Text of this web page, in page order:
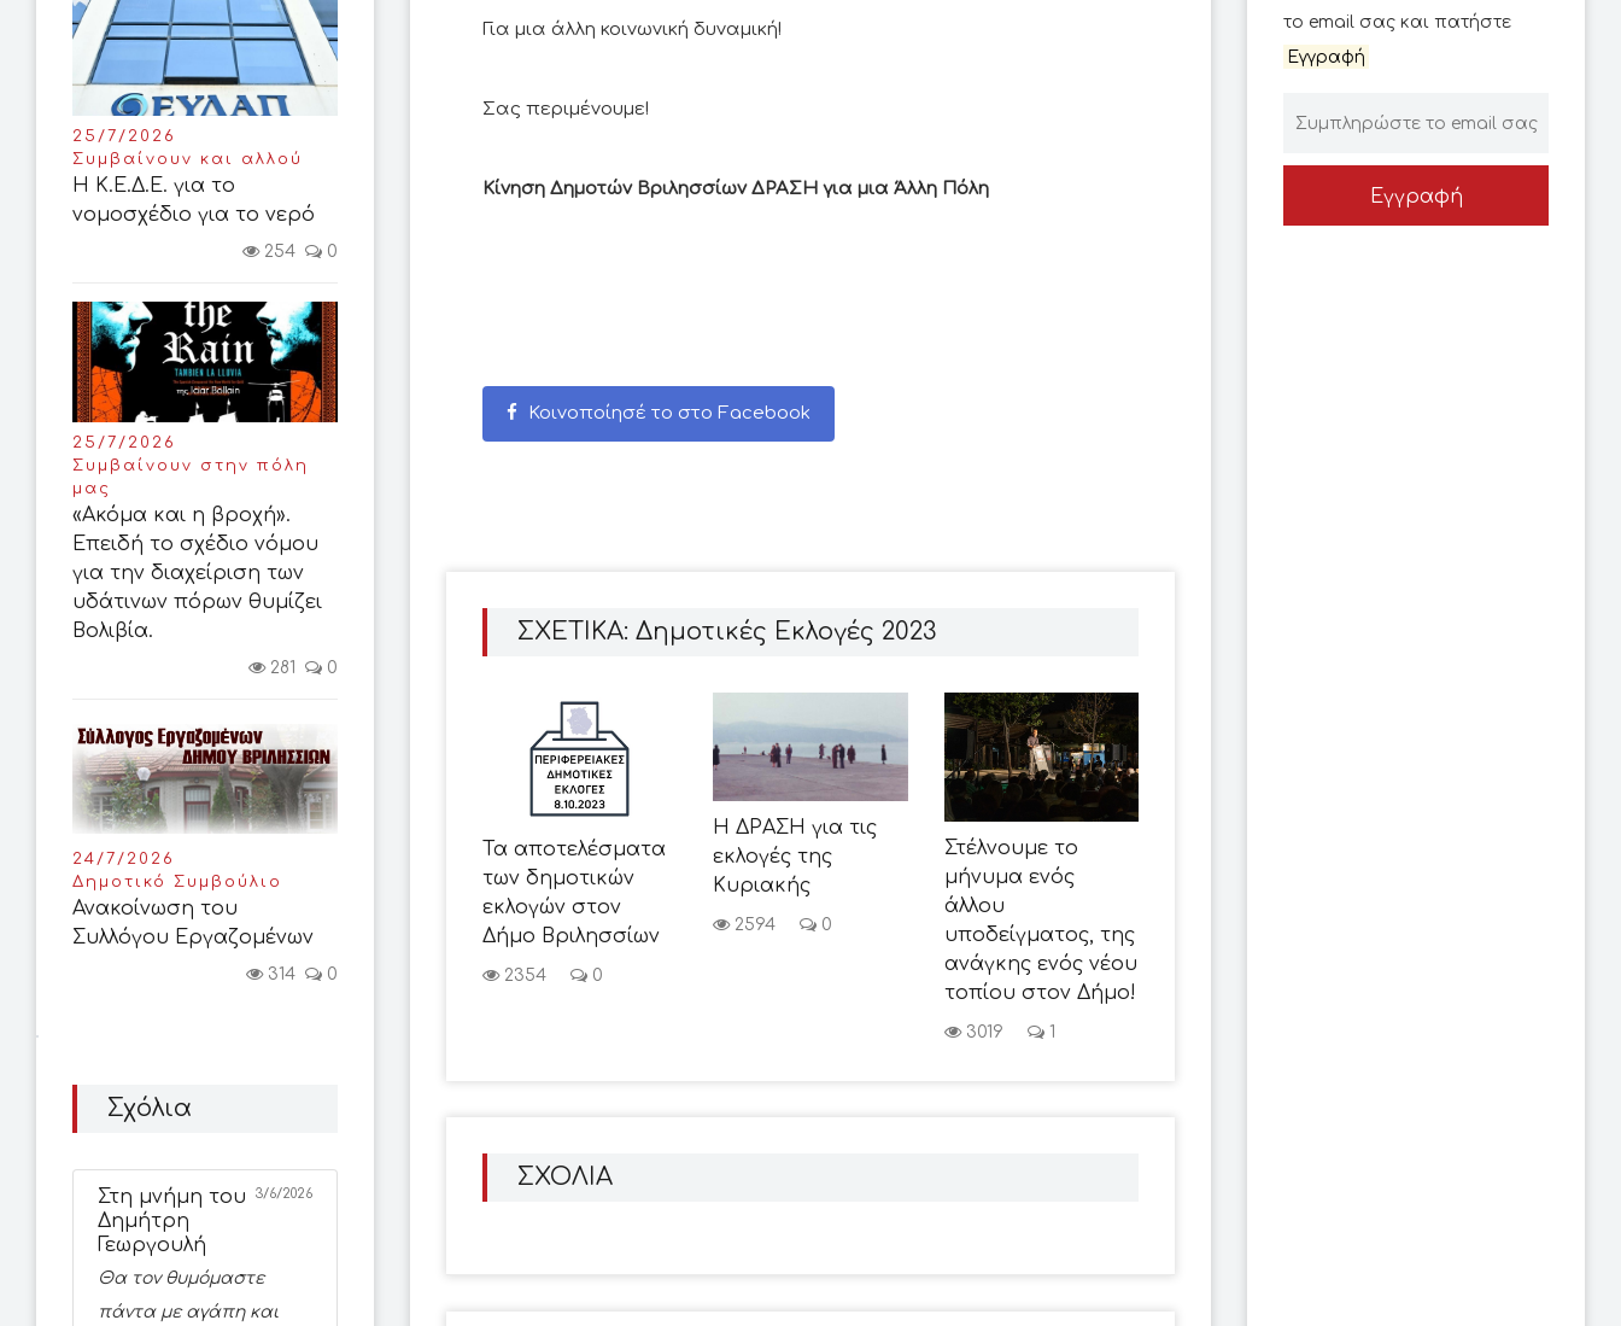
25/7/2026
Συμβαίνουν και αλλού
Η Κ.Ε.Δ.Ε. για το
νομοσχέδιο για το νερό
254 0
25/7/2026
Συμβαίνουν στην πόλη
μας
«Ακόμα και η βροχή».
Επειδή το σχέδιο νόμου
για την διαχείριση των
υδάτινων πόρων θυμίζει
Βολιβία.
281 0
24/7/2026
Δημοτικό Συμβούλιο
Ανακοίνωση του
Συλλόγου Εργαζομένων
314 0
Σχόλια
Στη μνήμη του
Δημήτρη
Γεωργουλή
3/6/2026
Θα τον θυμόμαστε
πάντα με αγάπη και
Για μια άλλη κοινωνική δυναμική!
Σας περιμένουμε!
Κίνηση Δημοτών Βριλησσίων ΔΡΑΣΗ για μια Άλλη Πόλη
Κοινοποίησέ το στο Facebook
ΣΧΕΤΙΚΑ: Δημοτικές Εκλογές 2023
Τα αποτελέσματα
των δημοτικών
εκλογών στον
Δήμο Βριλησσίων
2354 0
Η ΔΡΑΣΗ για τις
εκλογές της
Κυριακής
2594 0
Στέλνουμε το
μήνυμα ενός
άλλου
υποδείγματος, της
ανάγκης ενός νέου
τοπίου στον Δήμο!
3019 1
ΣΧΟΛΙΑ
το email σας και πατήστε
Εγγραφή
Εγγραφή